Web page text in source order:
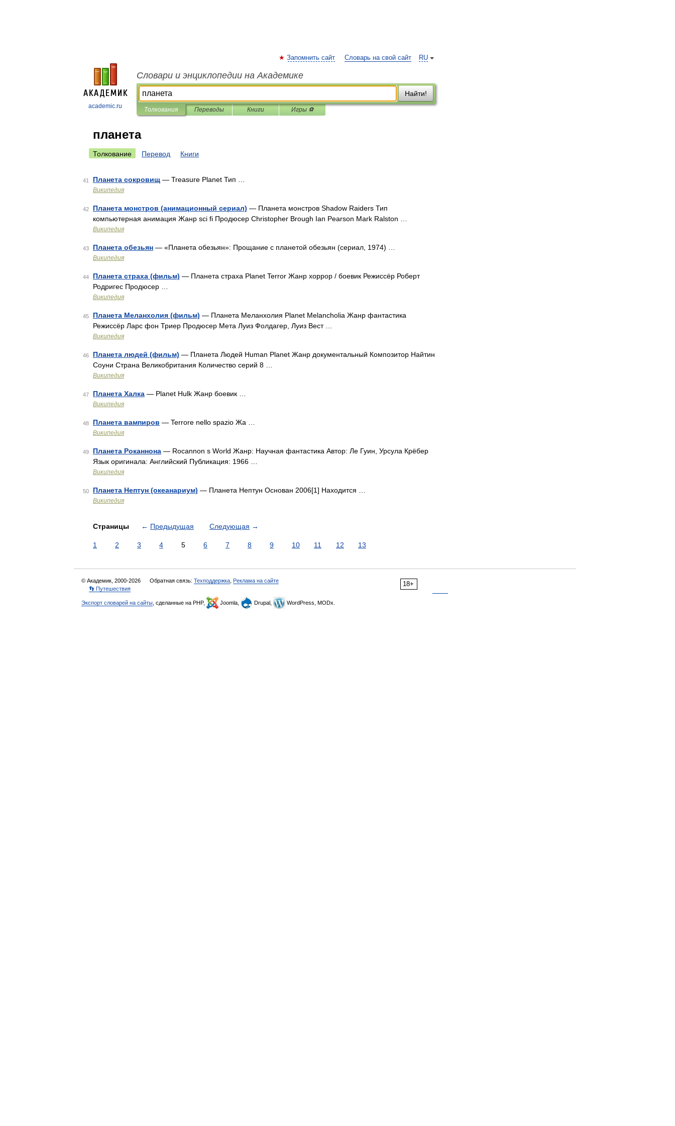
academic.ru
RU
Запомнить сайт Словарь на свой сайт
Словари и энциклопедии на Академике
Найти!
Толкования Переводы Книги Игры ⚽
планета
Толкование Перевод Книги
41 Планета сокровищ — Treasure Planet Тип …
Википедия
42 Планета монстров (анимационный сериал) — Планета монстров Shadow Raiders Тип
компьютерная анимация Жанр sci fi Продюсер Christopher Brough Ian Pearson Mark Ralston …
Википедия
43 Планета обезьян — «Планета обезьян»: Прощание с планетой обезьян (сериал, 1974) …
Википедия
44 Планета страха (фильм) — Планета страха Planet Terror Жанр хоррор / боевик Режиссёр Роберт
Родригес Продюсер …
Википедия
45 Планета Меланхолия (фильм) — Планета Меланхолия Planet Melancholia Жанр фантастика
Режиссёр Ларс фон Триер Продюсер Мета Луиз Фолдагер, Луиз Вест …
Википедия
46 Планета людей (фильм) — Планета Людей Human Planet Жанр документальный Композитор Найтин
Соуни Страна Великобритания Количество серий 8 …
Википедия
47 Планета Халка — Planet Hulk Жанр боевик …
Википедия
48 Планета вампиров — Terrore nello spazio Жа …
Википедия
49 Планета Роканнона — Rocannon s World Жанр: Научная фантастика Автор: Ле Гуин, Урсула Крёбер
Язык оригинала: Английский Публикация: 1966 …
Википедия
50 Планета Нептун (океанариум) — Планета Нептун Основан 2006[1] Находится …
Википедия
Страницы ← Предыдущая Следующая →
1 2 3 4 5 6 7 8 9 10 11 12 13
18+
© Академик, 2000-2026 Обратная связь: Техподдержка Реклама на сайте
👣 Путешествия
Экспорт словарей на сайты , сделанные на PHP, Joomla, Drupal, WordPress, MODx.